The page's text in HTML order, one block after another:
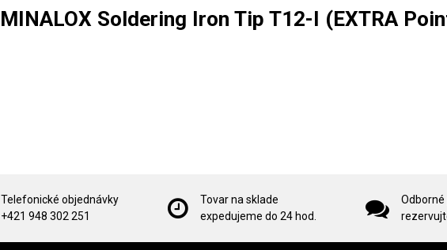
MINALOX Soldering Iron Tip T12-I (EXTRA
Telefonické objednávky
+421 948 302 251
Tovar na sklade
expedujeme do 24 hod.